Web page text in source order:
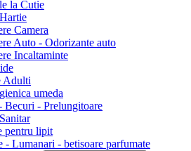
la Cutie
Camera
Auto - Odorizante auto
Incaltaminte
Adulti
umeda
Becuri - Prelungitoare
pentru lipit
- Lumanari - betisoare parfumate